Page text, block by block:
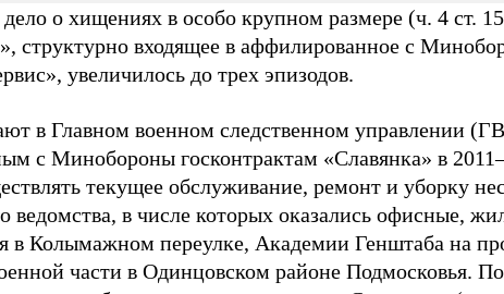
дело о хищениях в особо крупном размере (ч. 4 ст.
структурно входящее в аффилированное с
увеличилось до трех эпизодов.
в Главном военном следственном управлении
с Минобороны госконтрактам «Славянка» в
текущее обслуживание, ремонт и уборку
ведомства, в числе которых оказались офисные,
в Колымажном переулке, Академии Генштаба на
части в Одинцовском районе Подмосковья.